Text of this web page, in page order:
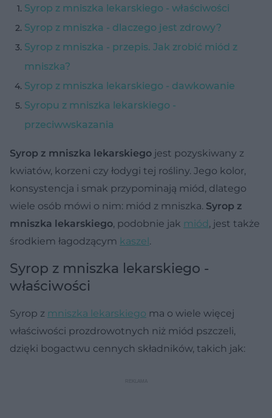
Syrop z mniszka lekarskiego - właściwości
Syrop z mniszka - dlaczego jest zdrowy?
Syrop z mniszka - przepis. Jak zrobić miód z
mniszka?
Syrop z mniszka lekarskiego - dawkowanie
Syropu z mniszka lekarskiego -
przeciwwskazania
Syrop z mniszka lekarskiego jest pozyskiwany z
kwiatów, korzeni czy łodygi tej rośliny. Jego kolor,
konsystencja i smak przypominają miód, dlatego
wiele osób mówi o nim: miód z mniszka. Syrop z
mniszka lekarskiego, podobnie jak miód, jest także
środkiem łagodzącym kaszel.
Syrop z mniszka lekarskiego -
właściwości
Syrop z mniszka lekarskiego ma o wiele więcej
właściwości prozdrowotnych niż miód pszczeli,
dzięki bogactwu cennych składników, takich jak: